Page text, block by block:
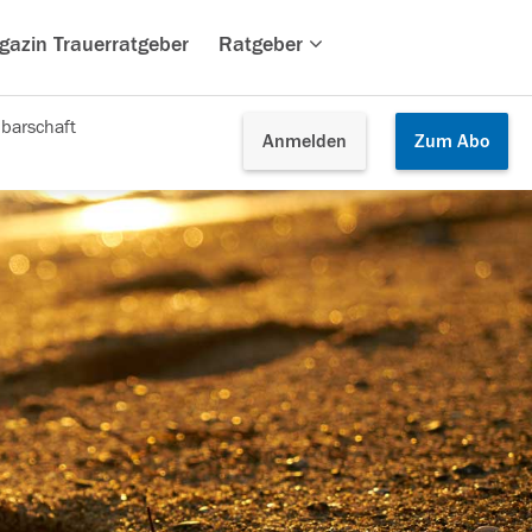
Trauerratgeber Ratgeber
Anmelden Zum Abo